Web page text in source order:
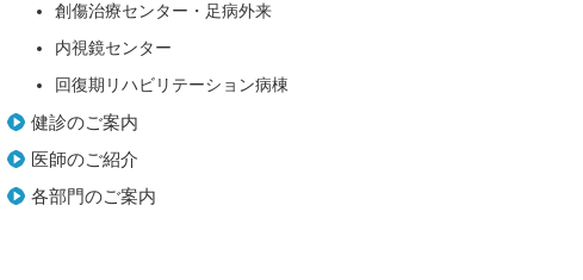
創傷治療センター・足病外来
内視鏡センター
回復期リハビリテーション病棟
健診のご案内
医師のご紹介
各部門のご案内